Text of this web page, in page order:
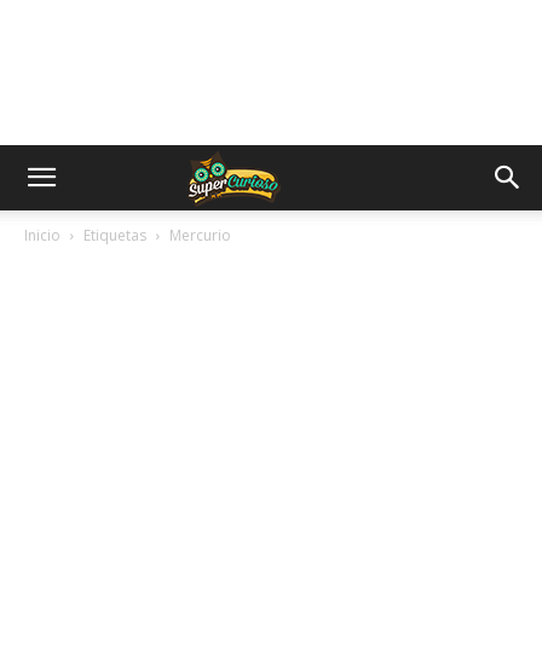
Inicio Etiquetas Mercurio